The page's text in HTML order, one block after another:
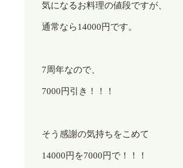
気になるお料理の値段ですが、
通常なら14000円です。
7周年なので、
7000円引き！！！
そう感謝の気持ちをこめて
14000円を7000円で！！！